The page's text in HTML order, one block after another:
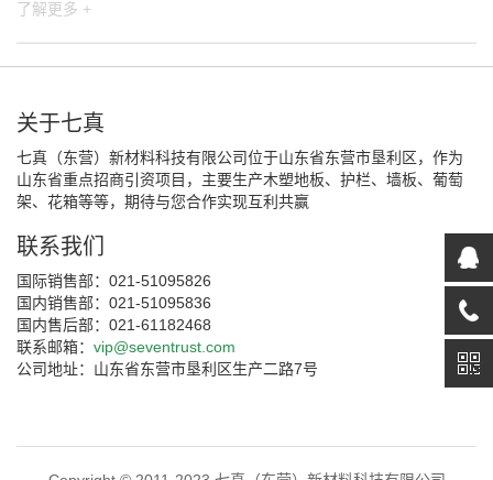
了解更多 +
关于七真
七真（东营）新材料科技有限公司位于山东省东营市垦利区，作为
山东省重点招商引资项目，主要生产木塑地板、护栏、墙板、葡萄
架、花箱等等，期待与您合作实现互利共赢
联系我们
国际销售部：021-51095826
国内销售部：021-51095836
国内售后部：021-61182468
联系邮箱： vip@seventrust.com
公司地址：山东省东营市垦利区生产二路7号